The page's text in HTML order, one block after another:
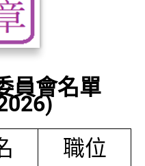
員會名單
職位